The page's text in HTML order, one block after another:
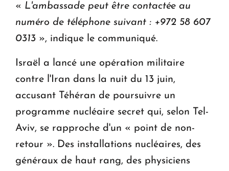
« L'ambassade peut être contactée au
numéro de téléphone suivant : +972 58 607
0313 », indique le communiqué.
Israël a lancé une opération militaire
contre l'Iran dans la nuit du 13 juin,
accusant Téhéran de poursuivre un
programme nucléaire secret qui, selon Tel-
Aviv, se rapproche d'un « point de non-
retour ». Des installations nucléaires, des
généraux de haut rang, des physiciens